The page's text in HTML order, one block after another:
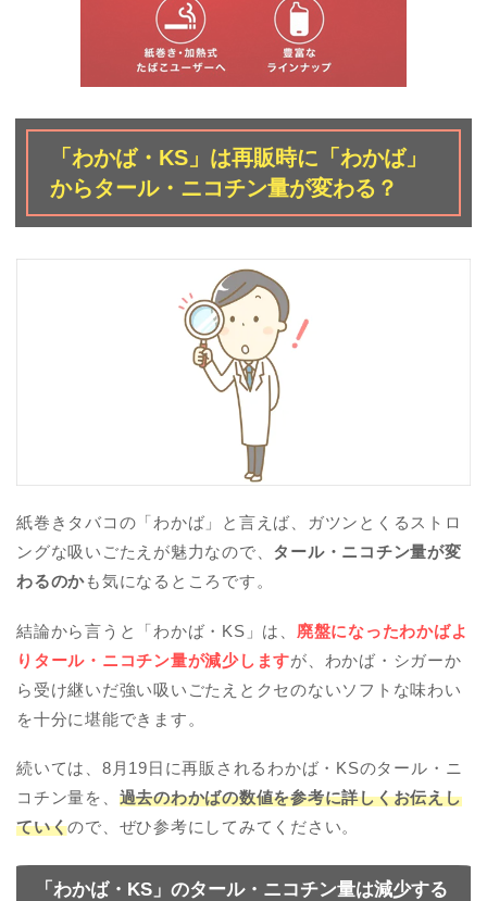
「わかば・KS」は再販時に「わかば」
からタール・ニコチン量が変わる？
紙巻きタバコの「わかば」と言えば、ガツンとくるストロ
ングな吸いごたえが魅力なので、 タール・ニコチン量が変
わるのかも気になるところです。
結論から言うと「わかば・KS」は、 廃盤になったわかばよ
りタール・ニコチン量が減少しますが、わかば・シガーか
ら受け継いだ強い吸いごたえとクセのないソフトな味わい
を十分に堪能できます。
続いては、8月19日に再販されるわかば・KSのタール・ニ
コチン量を、 過去のわかばの数値を参考に詳しくお伝えし
ていくので、ぜひ参考にしてみてください。
「わかば・KS」のタール・ニコチン量は減少する